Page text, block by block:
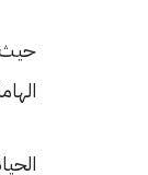
حيث